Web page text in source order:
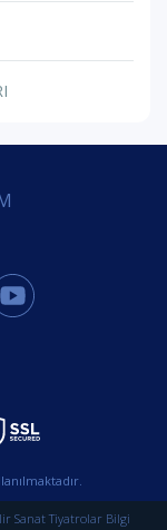
Sanat Tiyatrolar Bilgi